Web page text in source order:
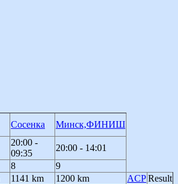
Сосенка Минск,ФИНИШ
20:00 -
09:35
20:00 - 14:01
8
9
1141 km 1200 km ACPResult